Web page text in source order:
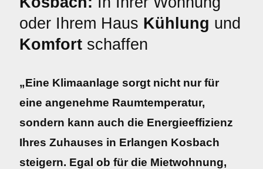
oder Ihrem Haus Kühlung und
Komfort schaffen
„Eine Klimaanlage sorgt nicht nur für
eine angenehme Raumtemperatur,
sondern kann auch die Energieeffizienz
Ihres Zuhauses in Erlangen Kosbach
steigern. Egal ob für die Mietwohnung,